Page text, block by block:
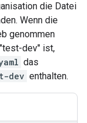
die Datei
Wenn die
genommen
dev" ist,
das
dev enthalten.